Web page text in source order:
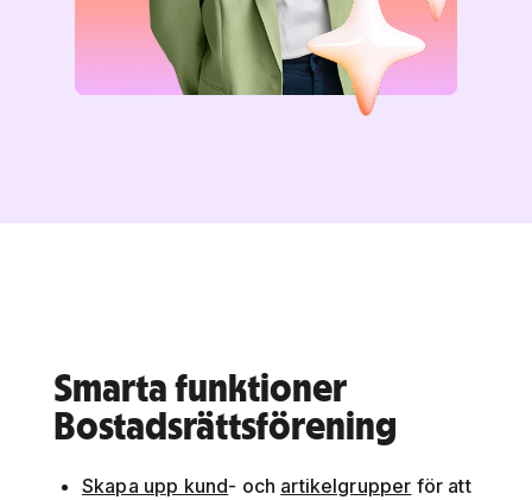
Smarta funktioner
Bostadsrättsförening
Skapa upp kund- och artikelgrupper för att